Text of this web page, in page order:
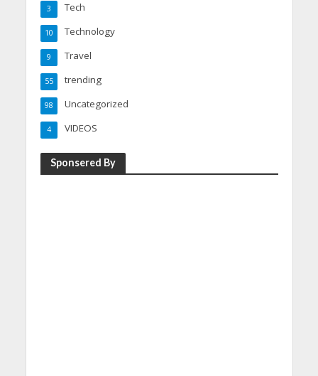
Tech
3
Technology
10
Travel
9
trending
55
Uncategorized
98
VIDEOS
4
Sponsered By